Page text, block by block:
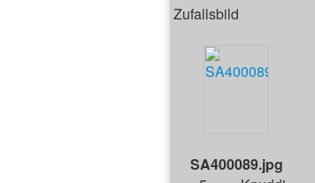
Zufallsbild
SA400089.jpg